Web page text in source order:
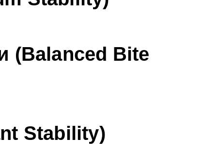
(Balanced Bite
Stability)